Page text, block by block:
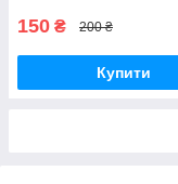
150 ₴ 200 ₴
Купити